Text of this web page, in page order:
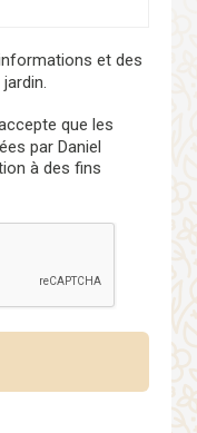
et des
que les
par Daniel
à des fins